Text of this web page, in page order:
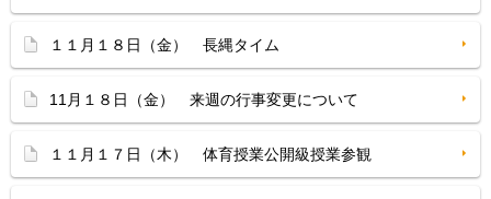
１１月１８日（金） 長縄タイム
11月１８日（金） 来週の行事変更について
１１月１７日（木） 体育授業公開級授業参観